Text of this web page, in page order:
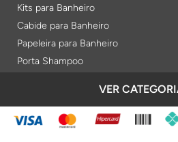
Kits para Banheiro
Cabide para Banheiro
Papeleira para Banheiro
Porta Shampoo
Porta Toalha Aquecido
Gabinetes para Banheiro
VER
FORMAS DE PAGAMENTO